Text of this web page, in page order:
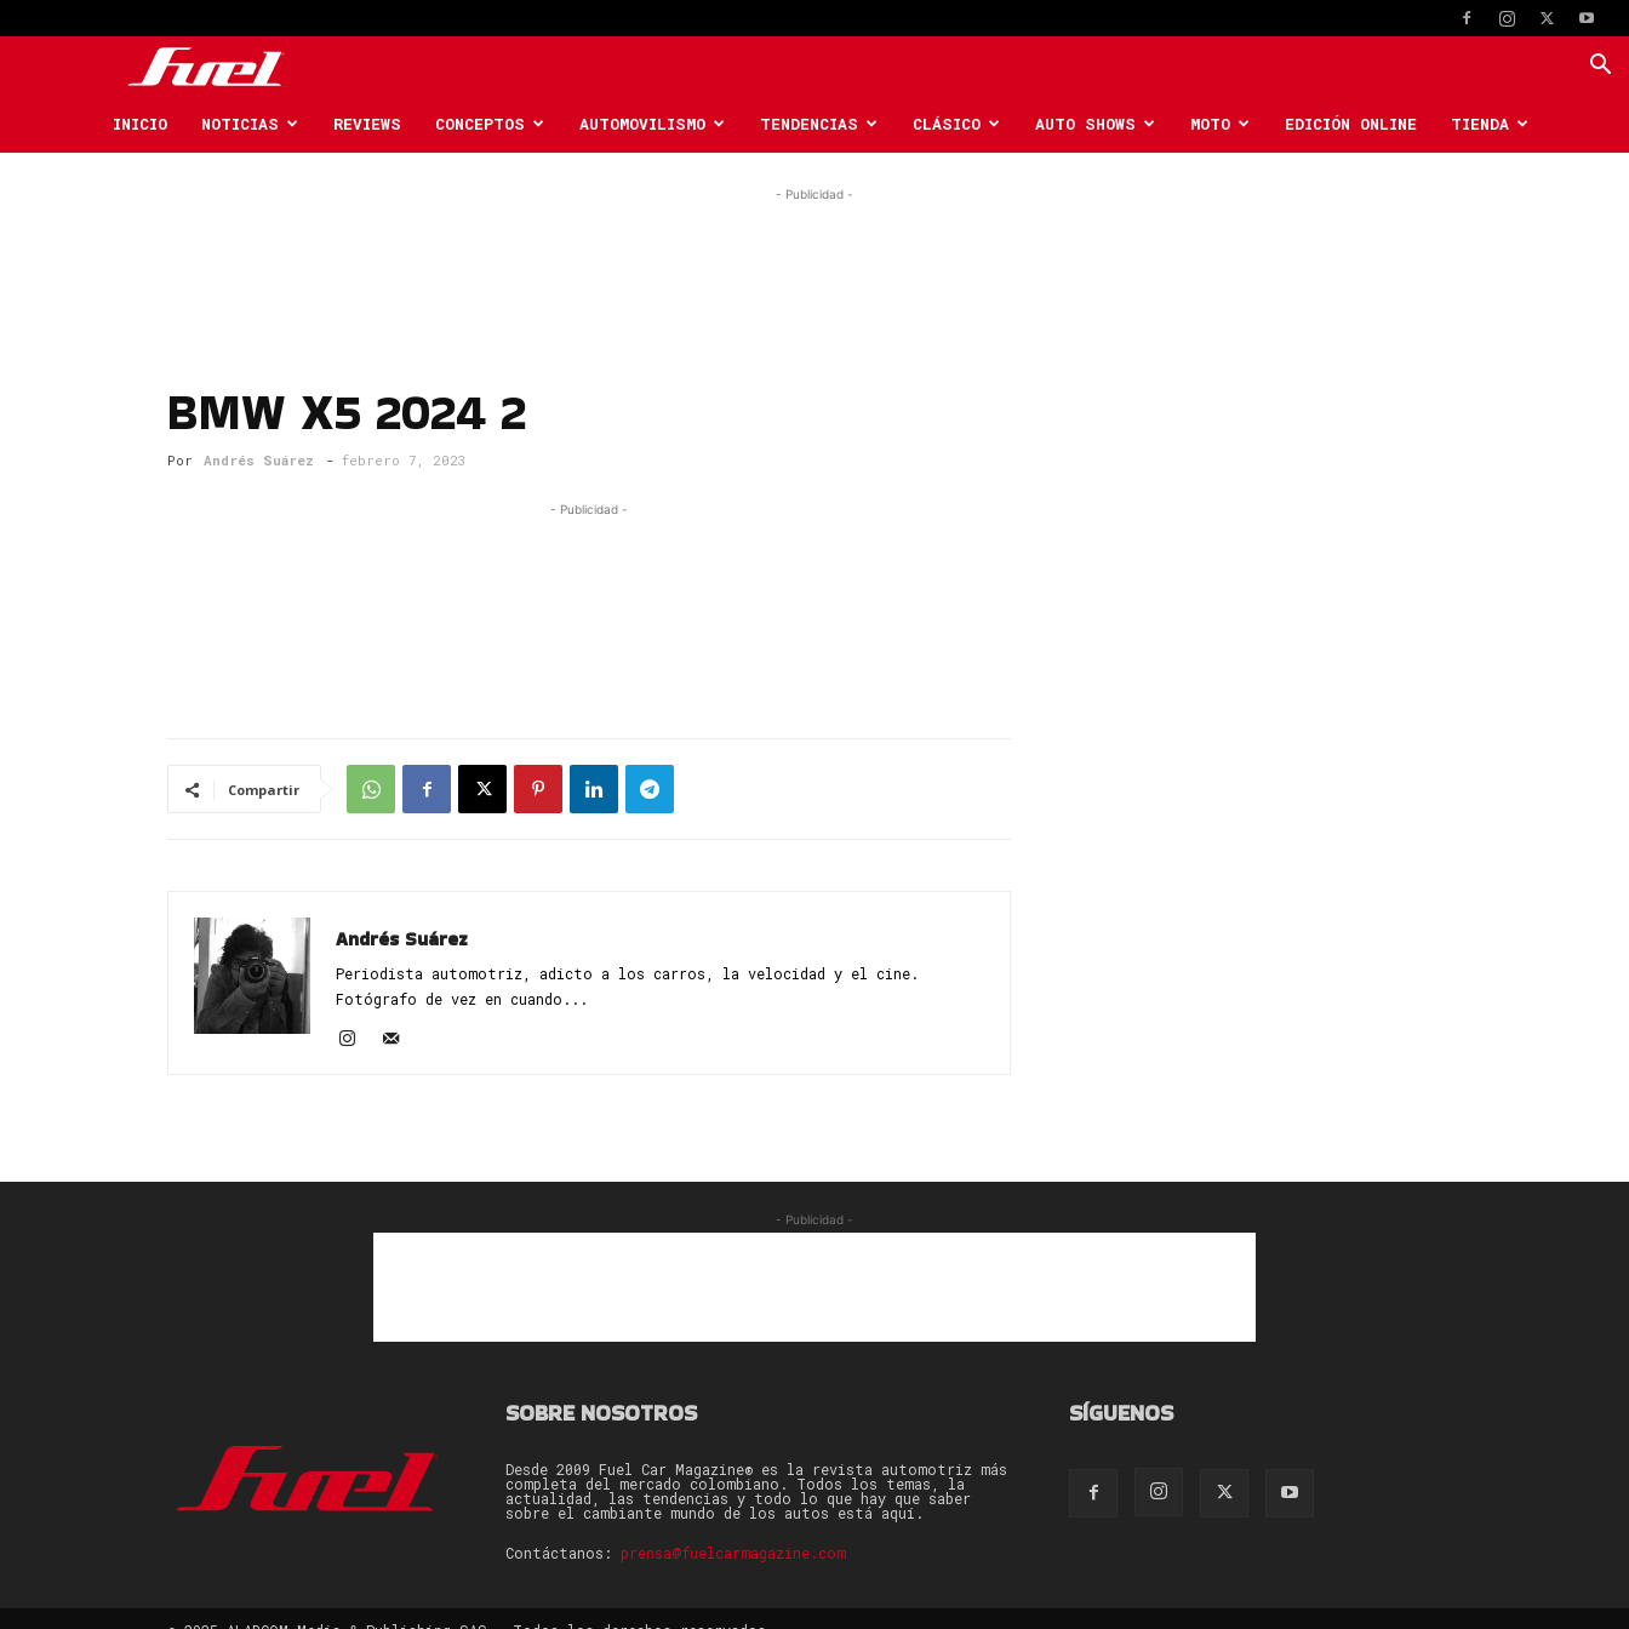
Car
INICIO NOTICIAS REVIEWS CONCEPTOS AUTOMOVILISMO TENDENCIAS CLÁSICO AUTO SHOWS MOTO EDICIÓN ONLINE TIENDA
- Publicidad -
BMW X5 2024 2
Por Andrés Suárez - febrero 7, 2023
- Publicidad -
Compartir
Andrés Suárez
Periodista automotriz, adicto a los carros, la velocidad y el cine.
Fotógrafo de vez en cuando...
- Publicidad -
SOBRE NOSOTROS
Desde 2009 Fuel Car Magazine® es la revista automotriz más
completa del mercado colombiano. Todos los temas, la
actualidad, las tendencias y todo lo que hay que saber
sobre el cambiante mundo de los autos está aquí.
Contáctanos: prensa@fuelcarmagazine.com
SÍGUENOS